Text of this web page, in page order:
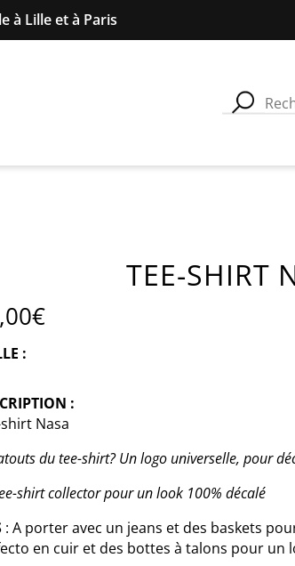
à Lille et à Paris
TEE-SHIRT
€
:
:
Nasa
du tee-shirt? Un logo universelle, pour
shirt collector pour un look 100% décalé
: A porter avec un jeans et des baskets
en cuir et des bottes à talons pour un